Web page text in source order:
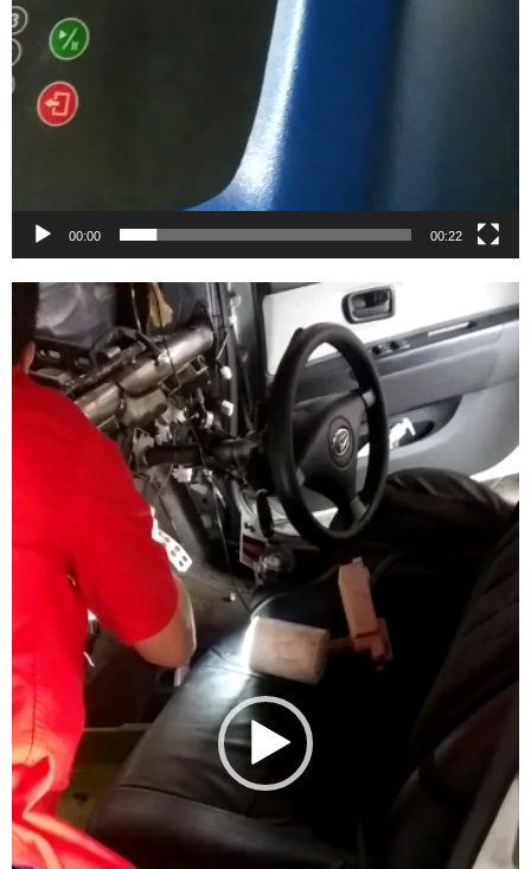
00:00 00:22
Video
Player